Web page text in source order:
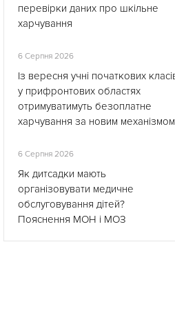
перевірки даних про шкільне
харчування
6 Серпня 2026
Із вересня учні початкових
у прифронтових областях
отримуватимуть безоплатне
харчування за новим механізмом
6 Серпня 2026
Як дитсадки мають
організовувати медичне
обслуговування дітей?
Пояснення МОН і МОЗ